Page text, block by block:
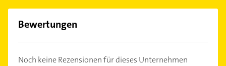
Bewertungen
Noch keine Rezensionen für dieses Unternehmen